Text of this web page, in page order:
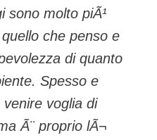
sono molto piÃ¹
che penso e
di quanto
Spesso e
voglia di
Ã¨ proprio lÃ¬